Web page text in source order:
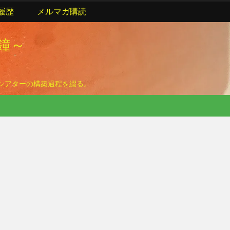
～
ターの構築過程を綴る。
歴 メルマガ購読